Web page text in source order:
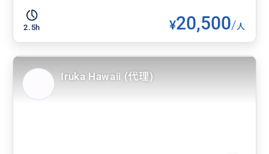
2.5h ¥20,500/人
Iruka Hawaii (代理)